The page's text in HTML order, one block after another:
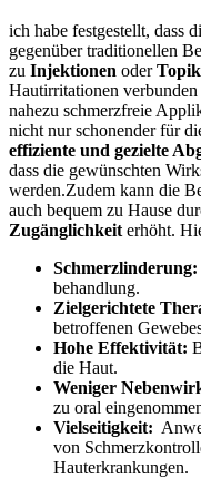
ich habe festgestellt, dass
gegenüber traditionellen⁢
zu Injektionen oder
Hautirritationen
nahezu schmerzfreie
nicht⁣ nur ⁤schonender für
effiziente‍ und gezielte
dass die gewünschten
werden.Zudem kann die
auch bequem zu Hause
Zugänglichkeit erhöht.
Schmerzlinderung:
behandlung.
Zielgerichtete
betroffenen
Hohe ‌Effektivität:
die Haut.
Weniger
zu ⁣oral
Vielseitigkeit:
von
Hauterkrankungen.